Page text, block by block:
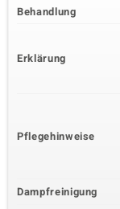
Behandlung
Erklärung
Pflegehinweise
Dampfreinigung